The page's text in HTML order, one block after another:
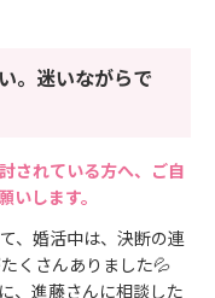
。迷いながらで
されている方へ、ご自
いします。
、婚活中は、決断の連
くさんありました💦
、進藤さんに相談した